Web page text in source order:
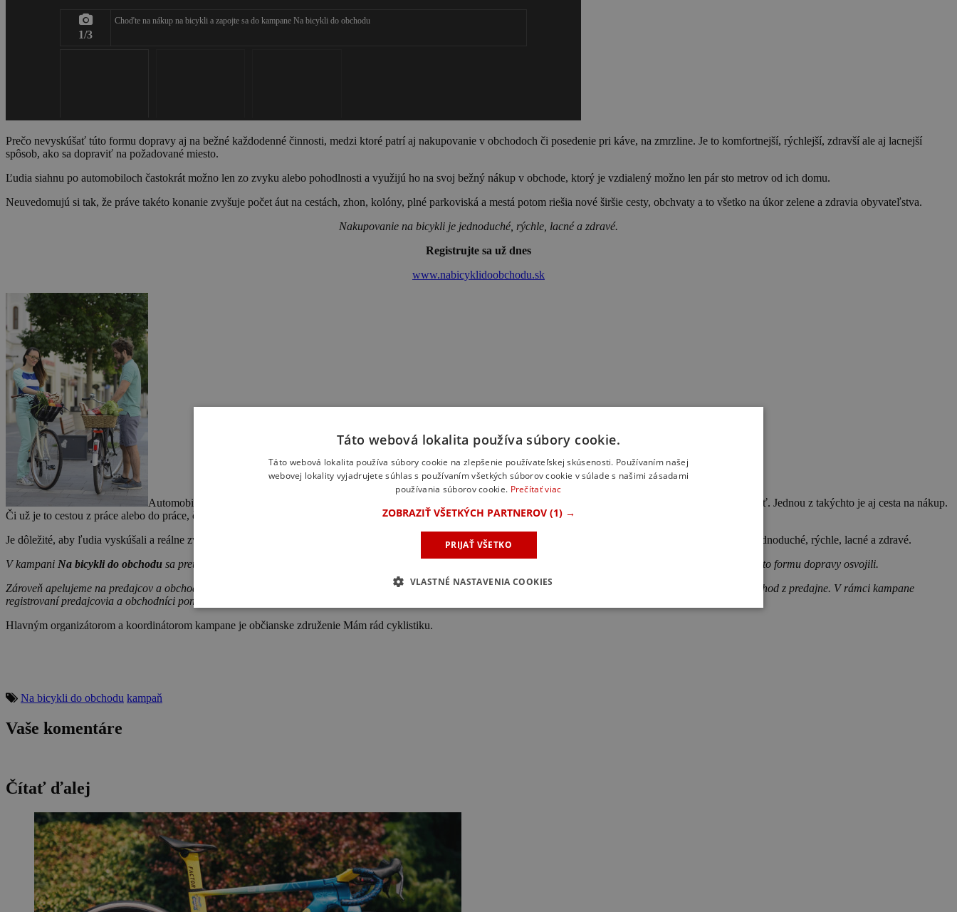
1/3
Choďte na nákup na bicykli a zapojte sa do kampane Na bicykli do obchodu
Prečo nevyskúšať túto formu dopravy aj na bežné každodenné činnosti, medzi ktoré patrí aj nakupovanie v obchodoch či posedenie pri káve, na zmrzline. Je to komfortnejší, rýchlejší, zdravší ale aj lacnejší
spôsob, ako sa dopraviť na požadované miesto.
Ľudia siahnu po automobiloch častokrát možno len zo zvyku alebo pohodlnosti a využijú ho na svoj bežný nákup v obchode, ktorý je vzdialený možno len pár sto metrov od ich domu.
Neuvedomujú si tak, že práve takéto konanie zvyšuje počet áut na cestách, zhon, kolóny, plné parkoviská a mestá potom riešia nové širšie cesty, obchvaty a to všetko na úkor zelene a zdravia obyvateľstva.
Nakupovanie na bicykli je jednoduché, rýchle, lacné a zdravé.
Registrujte sa už dnes
www.nabicyklidoobchodu.sk
Automobil je v mnohých prípadoch potrebné riešenie, ale denno denne sa stretávame so situáciami, kedy ho vieme plnohodnotne nahradiť. Jednou z takýchto je aj cesta na nákup.
Či už je to cestou z práce alebo do práce, či vo voľnom čase.
Je dôležité, aby ľudia vyskúšali a reálne zvažovali aj túto formu dopravy ako plnohodnotnú a dokonca lepšiu než je individuálna motorová. Nakupovanie na bicykli je jednoduché, rýchle, lacné a zdravé.
V kampani Na bicykli do obchodu sa preto zameriavame hlavne na ľudí, ktorých sa snažíme dostať buď po prvý krát, alebo opakovane na bicykli do obchodu, aby si túto formu dopravy osvojili.
Zároveň apelujeme na predajcov a obchodníkov, aby pre zákazníkov na bicykloch vytvorili vhodné podmienky na bezpečné odloženie bicykla či pohodlný príchod aj odchod z predajne. V rámci kampane
registrovaní predajcovia a obchodníci ponúkajú zákazníkom na bicykloch rôzne výhody a benefity.
Hlavným organizátorom a koordinátorom kampane je občianske združenie Mám rád cyklistiku.
Na bicykli do obchodu kampaň
Vaše komentáre
Čítať ďalej
Táto webová lokalita používa súbory cookie.
Táto webová lokalita používa súbory cookie na zlepšenie používateľskej skúsenosti. Používaním našej
webovej lokality vyjadrujete súhlas s používaním všetkých súborov cookie v súlade s našimi zásadami
používania súborov cookie. Prečítať viac
ZOBRAZIŤ VŠETKÝCH PARTNEROV (1) →
PRIJAŤ VŠETKO
VLASTNÉ NASTAVENIA COOKIES